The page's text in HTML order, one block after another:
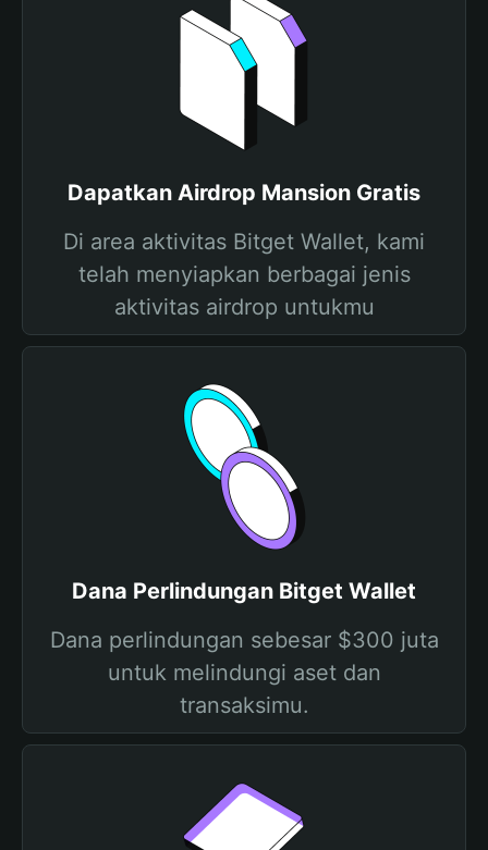
Dapatkan Airdrop Mansion Gratis
Di area aktivitas Bitget Wallet, kami
telah menyiapkan berbagai jenis
aktivitas airdrop untukmu
Dana Perlindungan Bitget Wallet
Dana perlindungan sebesar $300 juta
untuk melindungi aset dan
transaksimu.